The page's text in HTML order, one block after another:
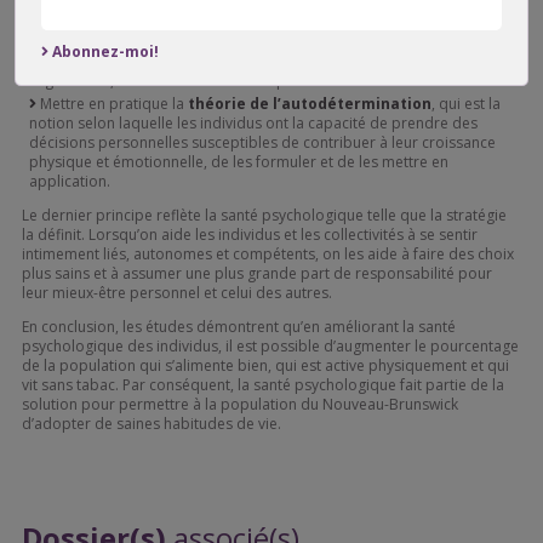
données, le savoir et les pratiques exemplaires en matière de santé et
de mieux-être entre les gouvernements, les collectivités, les
organismes, les écoles et les autres partenaires.
Mettre en pratique la théorie de l’autodétermination, qui est la
notion selon laquelle les individus ont la capacité de prendre des
décisions personnelles susceptibles de contribuer à leur croissance
physique et émotionnelle, de les formuler et de les mettre en
application.
Le dernier principe reflète la santé psychologique telle que la stratégie
la définit. Lorsqu’on aide les individus et les collectivités à se sentir
intimement liés, autonomes et compétents, on les aide à faire des choix
plus sains et à assumer une plus grande part de responsabilité pour
leur mieux-être personnel et celui des autres.
En conclusion, les études démontrent qu’en améliorant la santé
psychologique des individus, il est possible d’augmenter le pourcentage
de la population qui s’alimente bien, qui est active physiquement et qui
vit sans tabac. Par conséquent, la santé psychologique fait partie de la
solution pour permettre à la population du Nouveau-Brunswick
d’adopter de saines habitudes de vie.
Abonnez-moi!